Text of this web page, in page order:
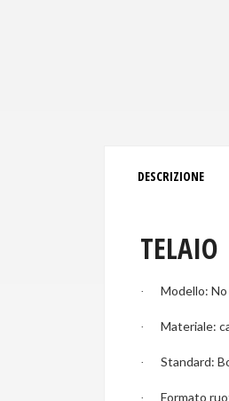
DESCRIZIONE
TELAIO
· Modello:
· Materiale:
· Standard:
· Formato